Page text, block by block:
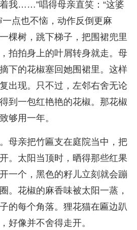
我……”唱得母亲直笑：“这婆
点也不恼，动作反倒更麻
棵树，跳下梯子，把围裙兜里
拍拍身上的叶屑转身就走。母
下的花椒塞回她围裙里。这样
出现。只不过，左邻右舍无论
到一包红艳艳的花椒。那花椒
够用一年。
母亲把竹匾支在庭院当中，把
。太阳当顶时，晒得那些红果
一个，黑色的籽儿立刻就会蹦
。花椒的麻香味被太阳一蒸，
的每个角落。狸花猫在匾边趴
好像并不舍得走开。